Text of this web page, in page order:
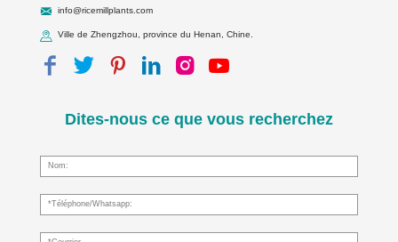
info@ricemillplants.com
Ville de Zhengzhou, province du Henan, Chine.
Dites-nous ce que vous recherchez